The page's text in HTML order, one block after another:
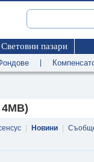
Световни пазари
Новини